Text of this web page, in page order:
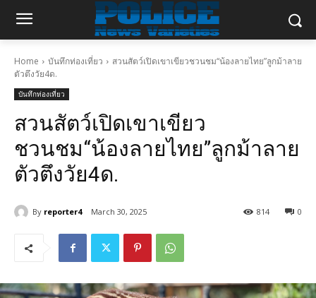
Home บันทึกท่องเที่ยว
สวนสัตว์เปิดเขาเขียวชวนชม“น้องลายไทย”ลูกม้าลาย
ตัวตึงวัย4ด.
บันทึกท่องเที่ยว
สวนสัตว์เปิดเขาเขียว
ชวนชม“น้องลายไทย”ลูกม้าลาย
ตัวตึงวัย4ด.
By reporter4 March 30, 2025 0
814